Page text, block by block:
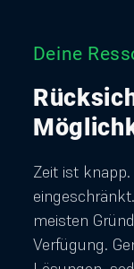
Deine
Zeit ist
meisten
Verfügung.